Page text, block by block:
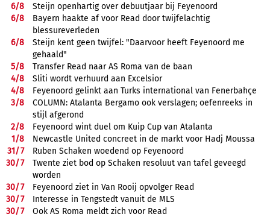
6/8
Steijn openhartig over debuutjaar bij Feyenoord
6/8
Bayern haakte af voor Read door twijfelachtig
blessureverleden
6/8
Steijn kent geen twijfel: "Daarvoor heeft Feyenoord me
gehaald"
5/8
Transfer Read naar AS Roma van de baan
4/8
Sliti wordt verhuurd aan Excelsior
4/8
Feyenoord gelinkt aan Turks international van Fenerbahçe
3/8
COLUMN: Atalanta Bergamo ook verslagen; oefenreeks in
stijl afgerond
2/8
Feyenoord wint duel om Kuip Cup van Atalanta
1/8
Newcastle United concreet in de markt voor Hadj Moussa
31/7
Ruben Schaken woedend op Feyenoord
30/7
Twente ziet bod op Schaken resoluut van tafel geveegd
worden
30/7
Feyenoord ziet in Van Rooij opvolger Read
30/7
Interesse in Tengstedt vanuit de MLS
30/7
Ook AS Roma meldt zich voor Read